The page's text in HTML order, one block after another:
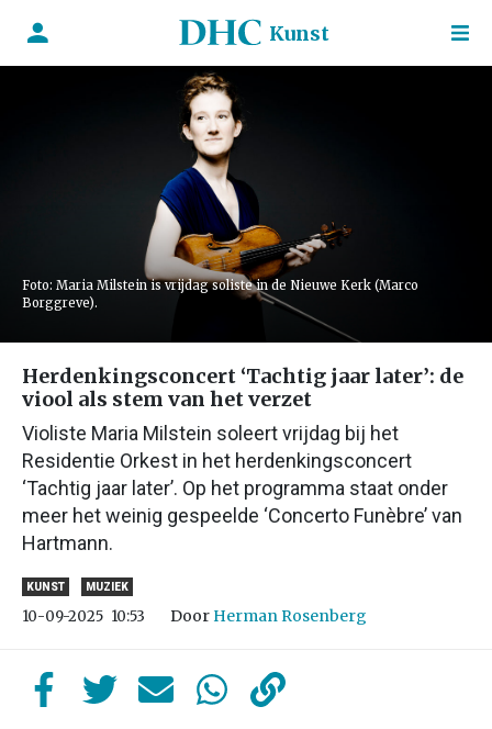
Kunst
Foto: Maria Milstein is vrijdag soliste in de Nieuwe Kerk (Marco
Borggreve).
Herdenkingsconcert ‘Tachtig jaar later’: de
viool als stem van het verzet
Violiste Maria Milstein soleert vrijdag bij het
Residentie Orkest in het herdenkingsconcert
‘Tachtig jaar later’. Op het programma staat onder
meer het weinig gespeelde ‘Concerto Funèbre’ van
Hartmann.
KUNST MUZIEK
10-09-2025 10:53 Door Herman Rosenberg